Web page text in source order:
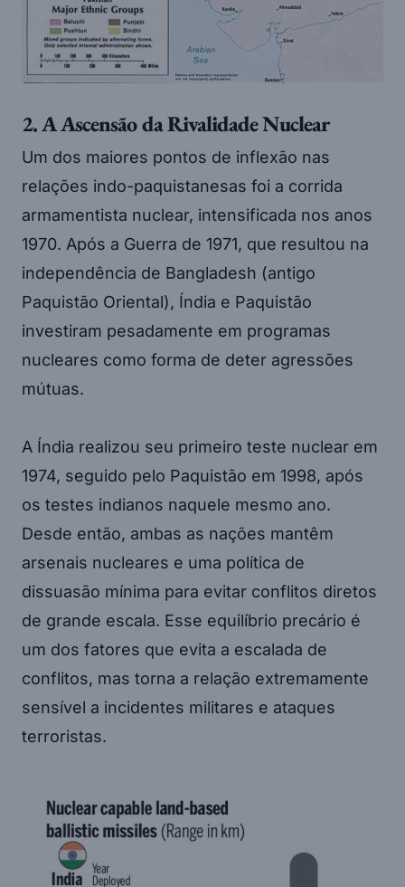
2. A Ascensão da Rivalidade Nuclear
Um dos maiores pontos de inflexão nas
relações indo-paquistanesas foi a corrida
armamentista nuclear, intensificada nos anos
1970. Após a Guerra de 1971, que resultou na
independência de Bangladesh (antigo
Paquistão Oriental), Índia e Paquistão
investiram pesadamente em programas
nucleares como forma de deter agressões
mútuas.
A Índia realizou seu primeiro teste nuclear em
1974, seguido pelo Paquistão em 1998, após
os testes indianos naquele mesmo ano.
Desde então, ambas as nações mantêm
arsenais nucleares e uma política de
dissuasão mínima para evitar conflitos diretos
de grande escala. Esse equilíbrio precário é
um dos fatores que evita a escalada de
conflitos, mas torna a relação extremamente
sensível a incidentes militares e ataques
terroristas.